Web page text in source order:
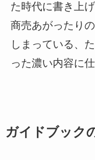
た時代に書き上
商売あがったり
しまっている、
った濃い内容に
ガイドブック